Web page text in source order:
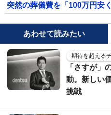
突然の葬儀費を「100万円安
あわせて読みたい
期待を超える
「さすが」
動。新しい
挑戦